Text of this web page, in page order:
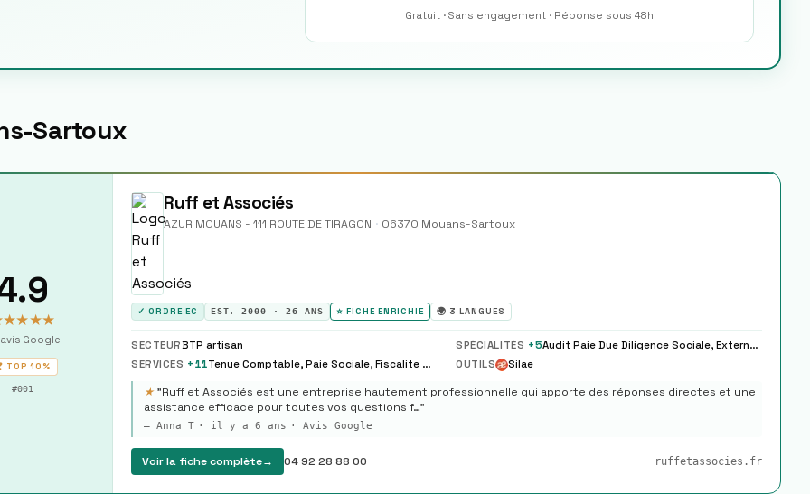
Gratuit · Sans engagement · Réponse sous 48h
Sartoux
avis Google
TOP10%
#001
Ruff et Associés
AZUR MOUANS - 111 ROUTE DE TIRAGON · 06370 Mouans-Sartoux
✓ ORDRE EC EST.2000 ·26 ANS ⭐ FICHE ENRICHIE 🌍 3 LANGUES
SECTEURBTP artisan SPÉCIALITÉS +5
Audit Paie Due Diligence Sociale, Externalisation Paie Complete Partielle Modele
SERVICES + 11 Tenue Comptable, Paie Sociale, Fiscalite Dirigeant OUTILS Silae
★ "Ruff et Associés est une entreprise hautement professionnelle qui apporte des réponses directes et une
assistance efficace pour toutes vos questions f…"
— Anna T · il y a 6 ans · Avis Google
Voir la fiche complète→ 04 92 28 88 00 ruffetassocies.fr